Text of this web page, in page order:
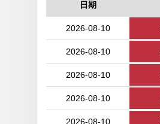
日期
2026-08-10
2026-08-10
2026-08-10
2026-08-10
2026-08-10